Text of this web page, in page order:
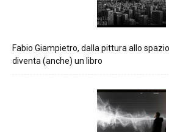
Fabio Giampietro, dalla pittura allo
diventa (anche) un libro